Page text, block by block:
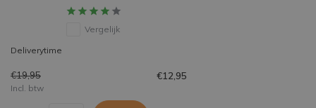
Vergelijk
Deliverytime
€19,95 €12,95
Incl. btw